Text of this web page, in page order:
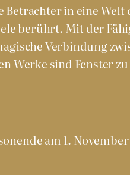
in eine Welt
berührt. Mit der
Verbindung
Werke sind Fenster
am 1.